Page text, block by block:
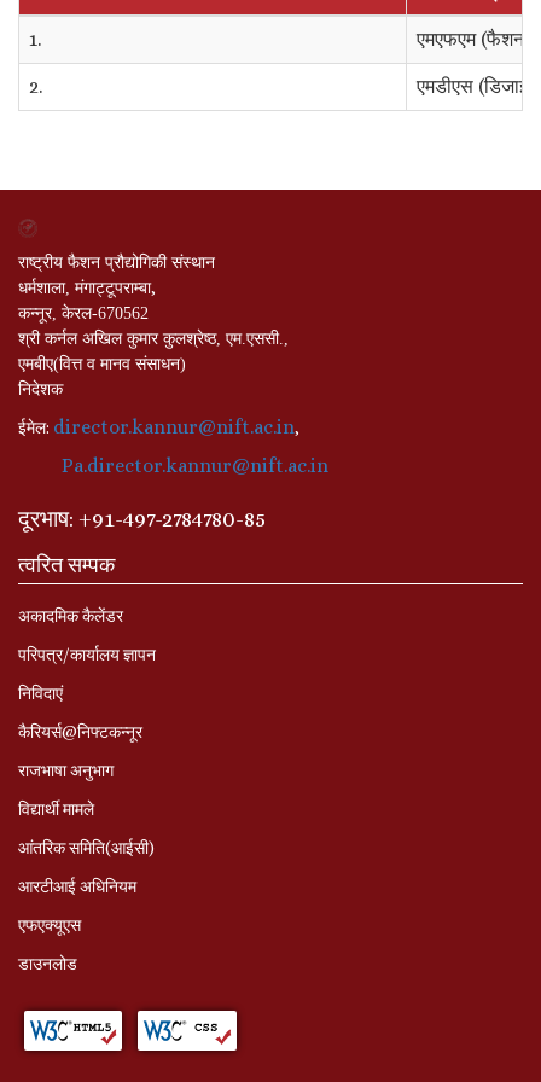
1. एमएफएम (फैशन
2. एमडीएस
राष्ट्रीय फैशन प्रौद्योगिकी संस्थान
धर्मशाला, मंगाट्टूपराम्बा,
कन्नूर, केरल-670562
श्री कर्नल अखिल कुमार कुलश्रेष्ठ, एम.एससी.,
एमबीए(वित्त व मानव संसाधन)
निदेशक
ईमेल: director.kannur@nift.ac.in,
Pa.director.kannur@nift.ac.in
दूरभाष: +91-497-2784780-85
त्वरित सम्पक
अकादमिक कैलेंडर
परिपत्र/कार्यालय ज्ञापन
निविदाएं
कैरियर्स@निफ्टकन्नूर
राजभाषा अनुभाग
विद्यार्थी मामले
आंतरिक समिति(आईसी)
आरटीआई अधिनियम
एफएक्यूएस
डाउनलोड